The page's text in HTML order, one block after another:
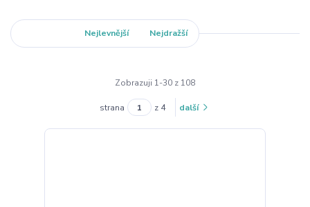
Nejlevnější Nejdražší
Zobrazuji 1-30 z 108
strana z 4 další